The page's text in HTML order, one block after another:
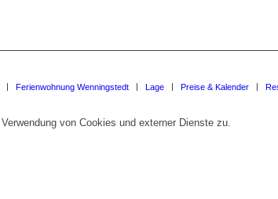
Ferienwohnung Wenningstedt Lage Preise & Kalender
von Cookies und externer Dienste zu.